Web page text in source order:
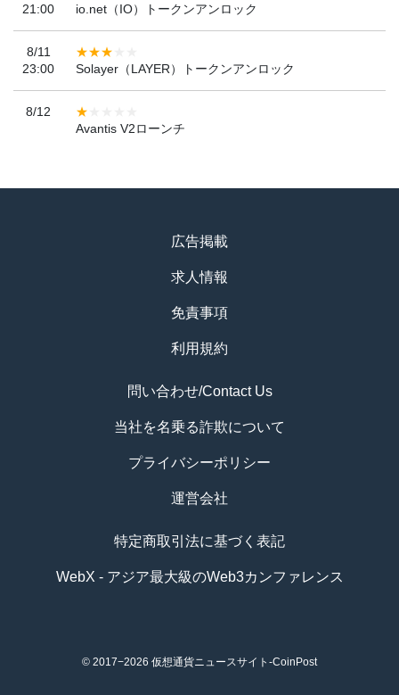
21:00
io.net（IO）トークンアンロック
8/11
23:00
Solayer（LAYER）トークンアンロック
8/12
Avantis V2ローンチ
広告掲載
求人情報
免責事項
利用規約
問い合わせ/Contact Us
当社を名乗る詐欺について
プライバシーポリシー
運営会社
特定商取引法に基づく表記
WebX - アジア最大級のWeb3カンファレンス
© 2017−2026 仮想通貨ニュースサイト-CoinPost